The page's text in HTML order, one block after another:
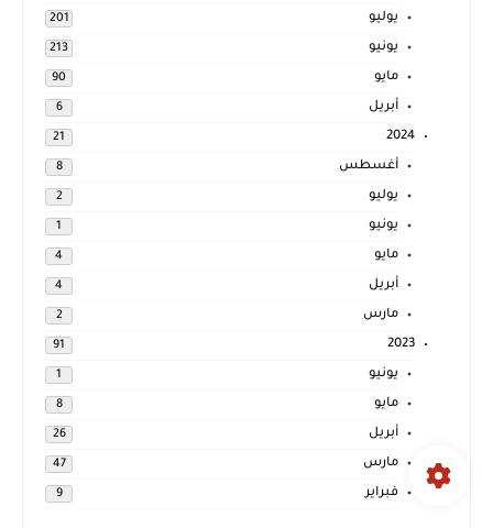
يوليو 201
يونيو 213
مايو 90
أبريل 6
2024
21
أغسطس 8
يوليو 2
يونيو 1
مايو 4
أبريل 4
مارس 2
2023
91
يونيو 1
مايو 8
أبريل 26
مارس 47
فبراير 9